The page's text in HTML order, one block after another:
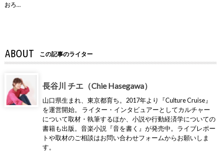
おろ…
ABOUT この記事のライター
長谷川 チエ（Chie Hasegawa）
山口県生まれ、東京都育ち。2017年より『Culture Cruise』
を運営開始。 ライター・インタビュアーとしてカルチャー
について取材・執筆するほか、小説や行動経済学についての
書籍も出版。音楽小説『音を書く』が発売中。ライブレポー
トや取材のご相談はお問い合わせフォームからお願いしま
す。